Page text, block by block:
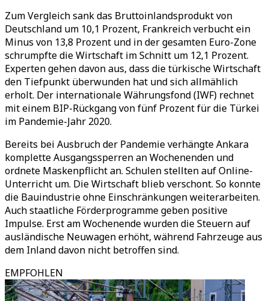
Zum Vergleich sank das Bruttoinlandsprodukt von
Deutschland um 10,1 Prozent, Frankreich verbucht ein
Minus von 13,8 Prozent und in der gesamten Euro-Zone
schrumpfte die Wirtschaft im Schnitt um 12,1 Prozent.
Experten gehen davon aus, dass die türkische Wirtschaft
den Tiefpunkt überwunden hat und sich allmählich
erholt. Der internationale Währungsfond (IWF) rechnet
mit einem BIP-Rückgang von fünf Prozent für die Türkei
im Pandemie-Jahr 2020.
Bereits bei Ausbruch der Pandemie verhängte Ankara
komplette Ausgangssperren an Wochenenden und
ordnete Maskenpflicht an. Schulen stellten auf Online-
Unterricht um. Die Wirtschaft blieb verschont. So konnte
die Bauindustrie ohne Einschränkungen weiterarbeiten.
Auch staatliche Förderprogramme geben positive
Impulse. Erst am Wochenende wurden die Steuern auf
ausländische Neuwagen erhöht, während Fahrzeuge aus
dem Inland davon nicht betroffen sind.
EMPFOHLEN